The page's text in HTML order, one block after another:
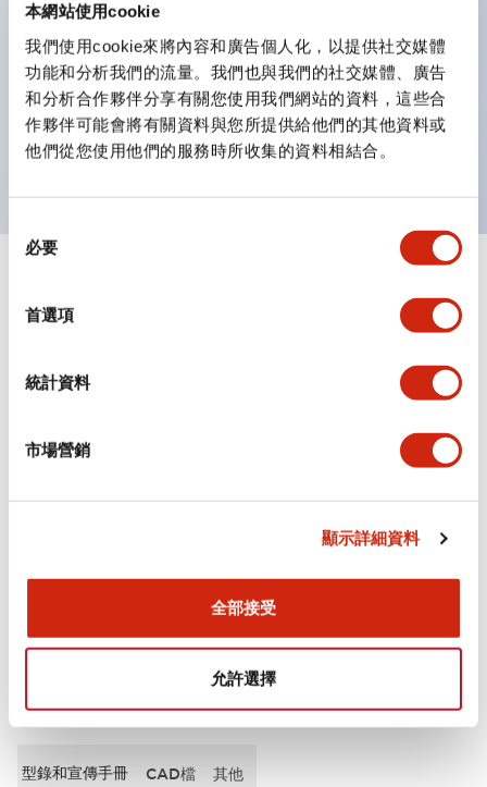
本網站使用cookie
我們使用cookie來將內容和廣告個人化，以提供社交媒體
功能和分析我們的流量。我們也與我們的社交媒體、廣告
和分析合作夥伴分享有關您使用我們網站的資料，這些合
作夥伴可能會將有關資料與您所提供給他們的其他資料或
他們從您使用他們的服務時所收集的資料相結合。
必要
首選項
統計資料
市場營銷
顯示詳細資料
全部接受
允許選擇
顏色。
支援色彩通用設計（CUD）：可清楚辨識正方平頭形指
示燈的亮燈/熄燈狀態，以及點燈時的顏色識別。
符合 ISO 3864-4 安全色規範：在危險或緊急狀況下，
顏色表現更明確鮮明，便於更多人識別。
電氣規範（額定照明部分）
環境規範
型錄和宣傳手冊 CAD檔 其他